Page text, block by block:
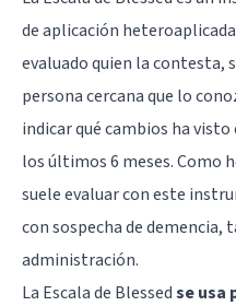
de aplicación
evaluado quien la contesta,
persona cercana que lo
indicar qué cambios ha
los últimos 6 meses. Como
suele evaluar con este
con sospecha de demencia,
administración.
La Escala de Blessedse usa